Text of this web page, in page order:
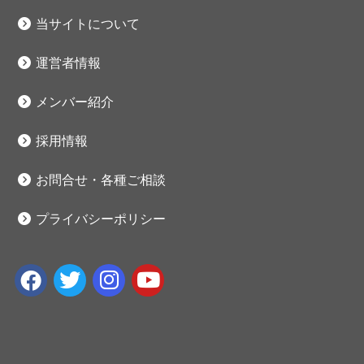
当サイトについて
運営者情報
メンバー紹介
採用情報
お問合せ・各種ご相談
プライバシーポリシー